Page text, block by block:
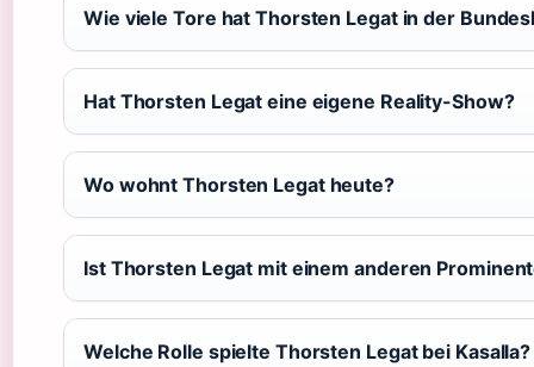
Wie viele Tore hat Thorsten Legat in der
Hat Thorsten Legat eine eigene Reality-Show?
Wo wohnt Thorsten Legat heute?
Ist Thorsten Legat mit einem anderen
Welche Rolle spielte Thorsten Legat bei Kasalla?